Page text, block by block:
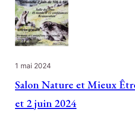
1 mai 2024
Salon Nature et Mieux
et 2 juin 2024